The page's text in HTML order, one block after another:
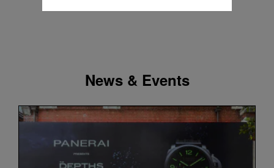
News & Events
donnez votre consentement pour l’utilisation